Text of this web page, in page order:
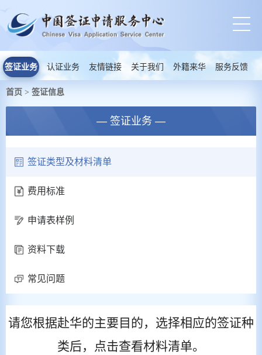
签证业务 认证业务 友情链接 关于我们 外籍来华 服务反馈
首页 > 签证信息
— 签证业务 —
签证类型及材料清单
费用标准
申请表样例
资料下载
常见问题
请您根据赴华的主要目的，选择相应的签证种
类后，点击查看材料清单。